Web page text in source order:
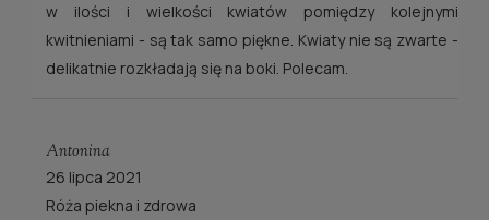
w ilości i wielkości kwiatów pomiędzy kolejnymi
kwitnieniami - są tak samo piękne. Kwiaty nie są zwarte -
delikatnie rozkładają się na boki. Polecam.
Antonina
26 lipca 2021
Róża piekna i zdrowa